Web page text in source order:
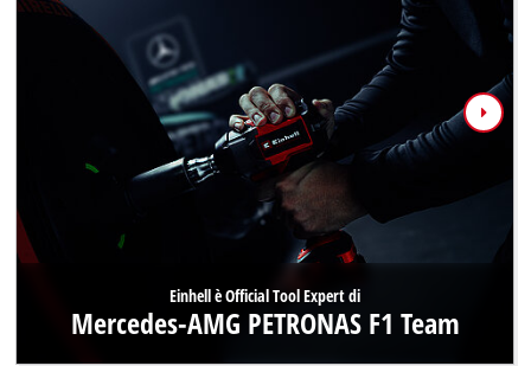
Einhell è Official Tool Expert di
Mercedes-AMG PETRONAS F1 Team